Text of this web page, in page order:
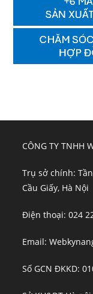
CÔNG TY TNHH
Trụ sở chính:
Cầu Giấy, Hà Nội
Điện thoại: 024
Email:
Số GCN ĐKKD: